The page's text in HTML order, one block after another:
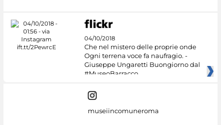
04/10/2018
Che nel mistero delle proprie onde
Ogni terrena voce fa naufragio. -
Giuseppe Ungaretti Buongiorno dal
#MuseoBarracco
museiincomuneroma